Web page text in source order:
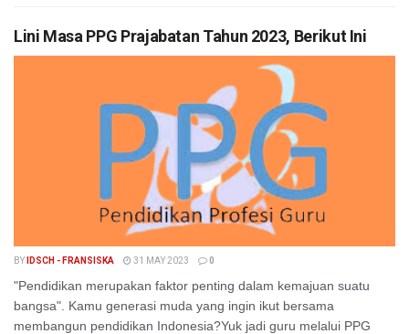
Lini Masa PPG Prajabatan Tahun 2023, Berikut Ini
BY IDSCH - FRANSISKA 31 MAY 2023 0
"Pendidikan merupakan faktor penting dalam kemajuan suatu
bangsa". Kamu generasi muda yang ingin ikut bersama
membangun pendidikan Indonesia?Yuk jadi guru melalui PPG